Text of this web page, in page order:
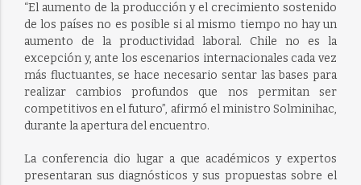
“El aumento de la producción y el crecimiento sostenido
de los países no es posible si al mismo tiempo no hay un
aumento de la productividad laboral. Chile no es la
excepción y, ante los escenarios internacionales cada vez
más fluctuantes, se hace necesario sentar las bases para
realizar cambios profundos que nos permitan ser
competitivos en el futuro”, afirmó el ministro Solminihac,
durante la apertura del encuentro.
La conferencia dio lugar a que académicos y expertos
presentaran sus diagnósticos y sus propuestas sobre el